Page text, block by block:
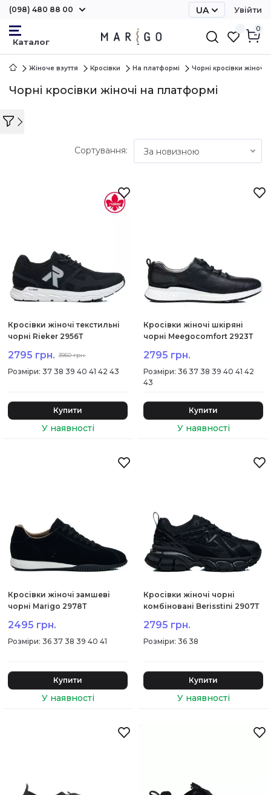
(098) 480 88 00
UA
Увійти
0
Жіноче взуття Кросівки На платформі Чорні кросівки жіночі
Чорні кросівки жіночі на платформі
Сортування: За новизною
Кросівки жіночі текстильні
чорні Rieker 2956Т
2795 грн. 3950 грн.
: 37 38 39 40 41 42 43
Купити
Кросівки жіночі шкіряні
чорні Meegocomfort 2923Т
2795 грн.
: 36 37 38 39 40 41 42
43
Купити
Кросівки жіночі замшеві
чорні Marigo 2978Т
2495 грн.
: 36 37 38 39 40 41
Купити
Кросівки жіночі чорні
комбіновані Berisstini 2907Т
2795 грн.
: 36 38
Купити